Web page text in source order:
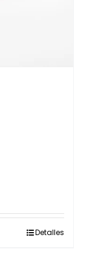
Detalles